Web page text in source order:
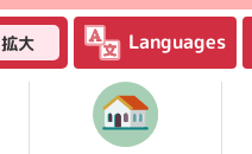
拡大 Languages